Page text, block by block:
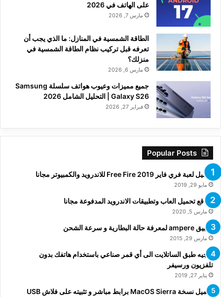
على الهاتف في 2026
مارس 7, 2026
الطاقة الشمسية في المنازل: ما الذي يجب أن
تعرفه قبل تركيب نظام الطاقة الشمسية في
منزلك؟
مارس 6, 2026
جميع مميزات وعيوب هواتف سلسلة Samsung
Galaxy S26 | التحليل الشامل 2026
فبراير 27, 2026
Popular Posts
تحميل لعبة فري فاير Free Fire 2019 للاندرويد والكمبيوتر مجانا
مايو 29, 2019
مواقع تحميل العاب وتطبيقات الاندرويد المدفوعة مجانا
مارس 5, 2020
تطبيق ampere لمعرفة حالة البطارية و سرعة الشحن
مارس 29, 2015
توجيه طبق الساتلايت الى أي قمر صناعي باستخدام هاتفك بدون
تلفزيون ورسيفر
يناير 27, 2019
تحميل نسخة MacOS Sierra برابط مباشر و تثبيته على فلاش USB